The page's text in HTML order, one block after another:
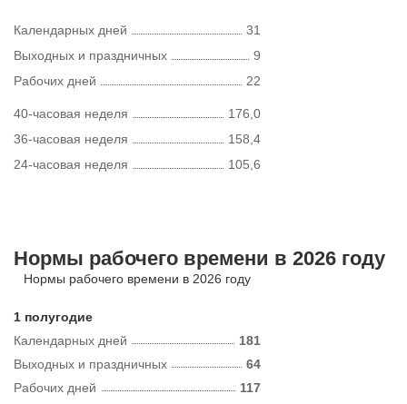
Календарных дней
31
Выходных и праздничных
9
Рабочих дней
22
40-часовая неделя
176,0
36-часовая неделя
158,4
24-часовая неделя
105,6
Нормы рабочего времени в 2026 году
Нормы рабочего времени в 2026 году
1 полугодие
Календарных дней
181
Рабочих дней 117
Выходных и праздничных 64